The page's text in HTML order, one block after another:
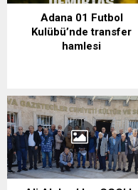
Adana 01 Futbol
Kulübü’nde transfer
hamlesi